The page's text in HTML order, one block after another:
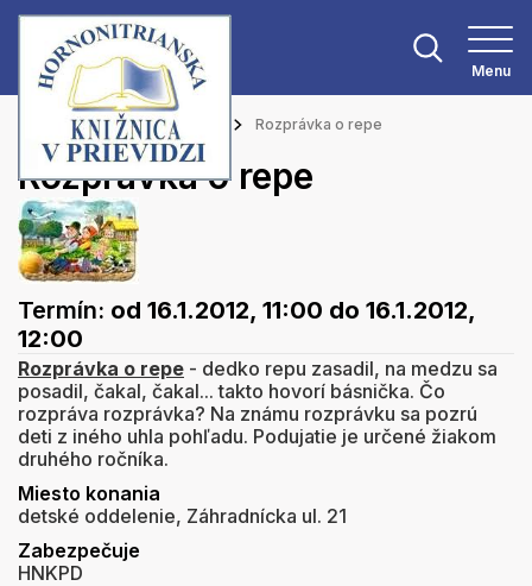
Menu
Hlavná stránka Podujatia Rozprávka o repe
Rozprávka o repe
Termín: od 16.1.2012, 11:00 do 16.1.2012,
12:00
Rozprávka o repe - dedko repu zasadil, na medzu sa
posadil, čakal, čakal... takto hovorí básnička. Čo
rozpráva rozprávka? Na známu rozprávku sa pozrú
deti z iného uhla pohľadu. Podujatie je určené žiakom
druhého ročníka.
Miesto konania
detské oddelenie, Záhradnícka ul. 21
Zabezpečuje
HNKPD